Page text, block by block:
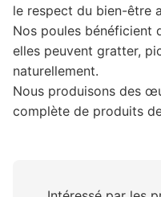
le respect du bien-être
Nos poules bénéficient
elles peuvent gratter,
naturellement.
Nous produisons des
complète de produits